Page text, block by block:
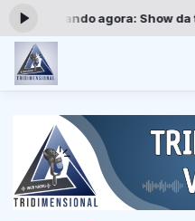
agora: Show da tarde -